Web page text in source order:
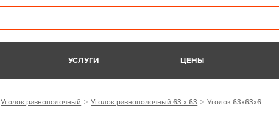
УСЛУГИ ЦЕНЫ
Уголок равнополочный Уголок равнополочный 63 х 63 Уголок 63х63х6